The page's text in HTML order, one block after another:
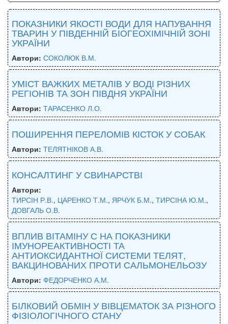
ПОКАЗНИКИ ЯКОСТІ ВОДИ ДЛЯ НАПУВАННЯ
ТВАРИН У ПІВДЕННІЙ БІОГЕОХІМІЧНІЙ ЗОНІ
УКРАЇНИ
Автори: СОКОЛЮК В.М.
УМІСТ ВАЖКИХ МЕТАЛІВ У ВОДІ РІЗНИХ
РЕГІОНІВ ТА ЗОН ПІВДНЯ УКРАЇНИ
Автори: ТАРАСЕНКО Л.О.
ПОШИРЕННЯ ПЕРЕЛОМІВ КІСТОК У СОБАК
Автори: ТЕЛЯТНІКОВ А.В.
КОНСАЛТИНГ У СВИНАРСТВІ
Автори:
ТИРСІН Р.В., ЦАРЕНКО Т.М., ЯРЧУК Б.М., ТИРСІНА Ю.М.,
ДОВГАЛЬ О.В.
ВПЛИВ ВІТАМІНУ С НА ПОКАЗНИКИ
ІМУНОРЕАКТИВНОСТІ ТА
АНТИОКСИДАНТНОЇ СИСТЕМИ ТЕЛЯТ,
ВАКЦИНОВАНИХ ПРОТИ САЛЬМОНЕЛЬОЗУ
Автори: ФЕДОРЧЕНКО А.М.
БІЛКОВИЙ ОБМІН У ВІВЦЕМАТОК ЗА РІЗНОГО
ФІЗІОЛОГІЧНОГО СТАНУ